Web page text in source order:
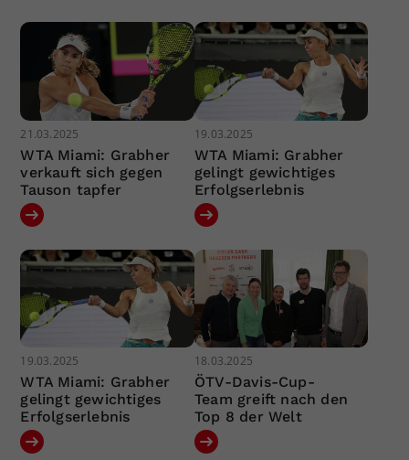
21.03.2025
WTA Miami: Grabher
verkauft sich gegen
Tauson tapfer
19.03.2025
WTA Miami: Grabher
gelingt gewichtiges
Erfolgserlebnis
19.03.2025
WTA Miami: Grabher
gelingt gewichtiges
Erfolgserlebnis
18.03.2025
ÖTV-Davis-Cup-
Team greift nach den
Top 8 der Welt